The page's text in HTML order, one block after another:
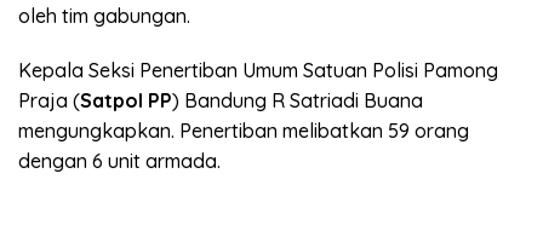
oleh tim gabungan.
Kepala Seksi Penertiban Umum Satuan Polisi Pamong
Praja (Satpol PP) Bandung R Satriadi Buana
mengungkapkan. Penertiban melibatkan 59 orang
dengan 6 unit armada.